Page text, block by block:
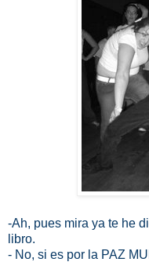
-Ah, pues mira ya te he
libro.
- No, si es por la PAZ